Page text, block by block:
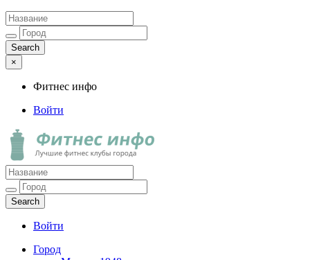
×
Фитнес инфо
Войти
Фитнес инфо
Лучшие фитнес клубы города
Войти
Город